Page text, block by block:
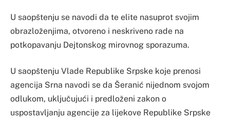
U saopštenju se navodi da te elite nasuprot svojim
obrazloženjima, otvoreno i neskriveno rade na
potkopavanju Dejtonskog mirovnog sporazuma.
U saopštenju Vlade Republike Srpske koje prenosi
agencija Srna navodi se da Šeranić nijednom svojom
odlukom, uključujući i predloženi zakon o
uspostavljanju agencije za lijekove Republike Srpske